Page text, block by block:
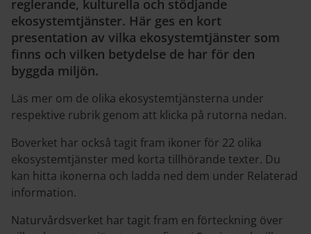
reglerande, kulturella och stödjande
ekosystemtjänster. Här ges en kort
presentation av vilka ekosystemtjänster som
finns och vilken betydelse de har för den
byggda miljön.
Läs mer om de olika ekosystemtjänsterna under
respektive rubrik genom att klicka på rutorna nedan.
Boverket har också tagit fram ikoner för 22 olika
ekosystemtjänster med korta tillhörande texter. Du
kan hitta ikonerna och ladda ned dem under Relaterad
information.
Naturvårdsverket har tagit fram en förteckning över